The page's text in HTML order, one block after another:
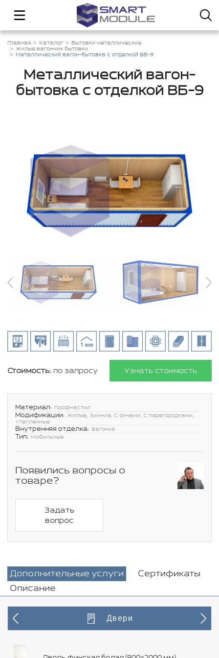
Главная Каталог
Бытовки металлические
Жилые вагончик бытовки
Металлический вагон-бытовка с отделкой ВБ-9
Металлический вагон-
бытовка с отделкой ВБ-9
Стоимость: по запросу Узнать стоимость
Материал: Профнастил
Модификации: Жилые, Зимние, С окнами, С перегородками,
Утепленные
Внутренняя отделка: Вагонка
Тип: Мобильные
Появились вопросы о
товаре?
Задать
вопрос
Дополнительные услуги
Сертификаты
Описание
Двери